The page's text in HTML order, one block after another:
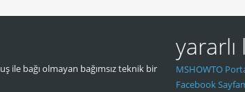
ile bağı olmayan bağımsız teknik bir
MSHOWTO
Facebook